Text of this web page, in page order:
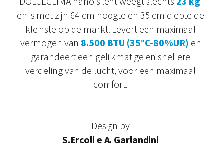
DOCUMENTATIE PRODUCTEN
en is met zijn 64 cm hoogte en 35 cm diepte de
kleinste op de markt. Levert een maximaal
vermogen van 8.500 BTU (35°C-80%UR) en
garandeert een gelijkmatige en snellere
verdeling van de lucht, voor een maximaal
comfort.
Design by
S.Ercoli e A. Garlandini